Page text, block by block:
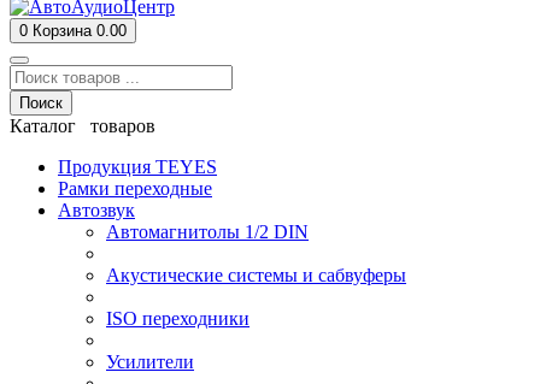
0 Корзина 0.00
Поиск
Каталог товаров
Продукция TEYES
Рамки переходные
Автозвук
Автомагнитолы 1/2 DIN
Акустические системы и сабвуферы
ISO переходники
Усилители